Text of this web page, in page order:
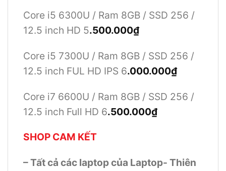
Core i5 6300U / Ram 8GB / SSD 256 /
12.5 inch HD 5.500.000₫
Core i5 7300U / Ram 8GB / SSD 256 /
12.5 inch FUL HD IPS 6.000.000₫
Core i7 6600U / Ram 8GB / SSD 256 /
12.5 inch Full HD 6.500.000₫
SHOP CAM KẾT
– Tất cả các laptop của Laptop- Thiên